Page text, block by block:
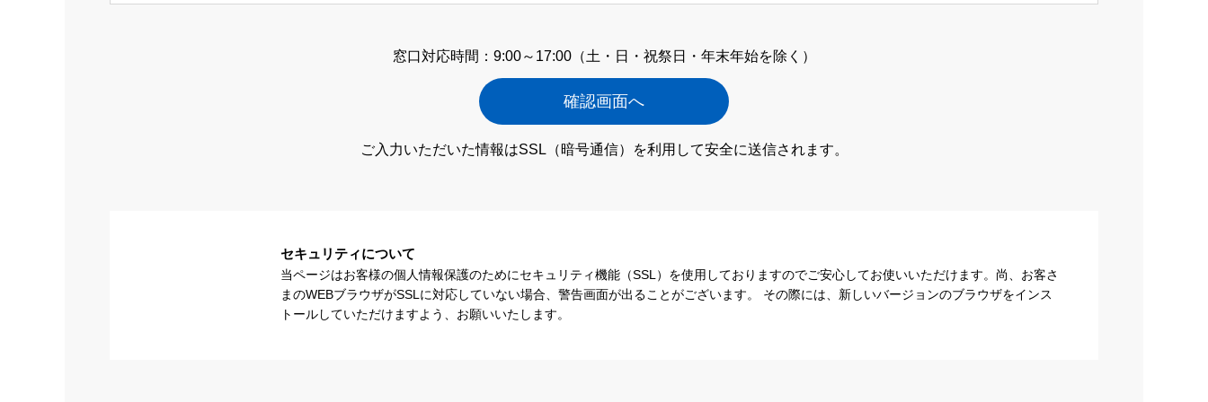
窓口対応時間：9:00～17:00（土・日・祝祭日・年末年始を除く）
ご入力いただいた情報はSSL（暗号通信） を利用して安全に送信されます。
セキュリティについて
当ページはお客様の個人情報保護のためにセキュリティ機能（SSL）を使用しておりますのでご安心してお使いいただけます。尚、お客さ
まのWEBブラウザがSSLに対応していない場合、警告画面が出ることがございます。 その際には、新しいバージョンのブラウザをインス
トールしていただけますよう、お願いいたします。